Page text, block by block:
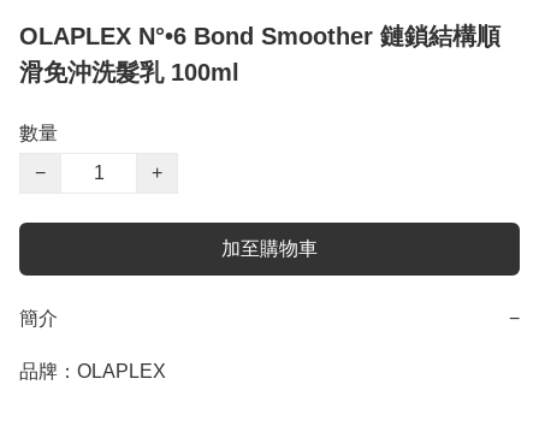
OLAPLEX N°•6 Bond Smoother 鏈鎖結構順
滑免沖洗髮乳 100ml
數量
−
+
加至購物車
簡介 −
品牌：OLAPLEX